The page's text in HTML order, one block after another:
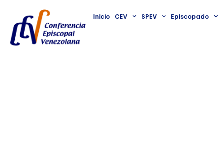
Inicio CEV SPEV Episcopado